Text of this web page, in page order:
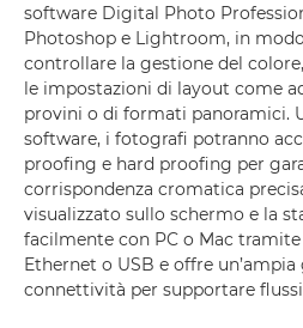
software Digital Photo
Photoshop e Lightroom, in
controllare la gestione del
le impostazioni di layout come
provini o di formati panoramici.
software, i fotografi potranno
proofing e hard proofing per
corrispondenza cromatica
visualizzato sullo schermo e la
facilmente con PC o Mac
Ethernet o USB e offre
connettività per supportare